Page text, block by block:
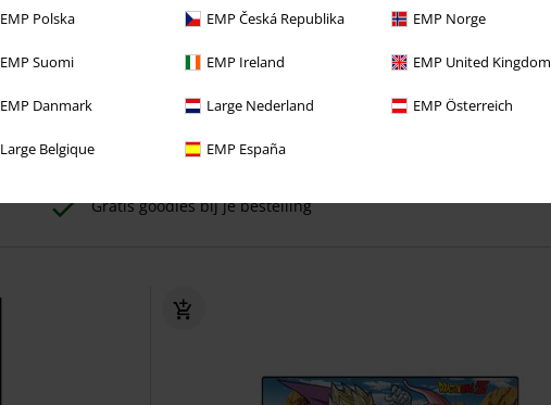
EMP Polska EMP Česká Republika EMP Norge
EMP Suomi EMP Ireland EMP United Kingdom
EMP Danmark Large Nederland EMP Österreich
Large Belgique EMP España
Gratis goodies bij je bestelling